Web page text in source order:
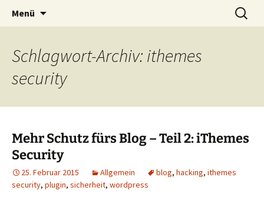
Alexandra Preis
Redaktion – Kommunikation – Lektorat
Menü
Suchen
nach:
Schlagwort-Archiv: ithemes
security
Mehr Schutz fürs Blog – Teil 2: iThemes
Security
25. Februar 2015 Allgemein blog, hacking, ithemes
security, plugin, sicherheit, wordpress